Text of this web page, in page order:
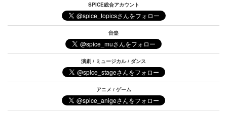
SPICE総合アカウント
音楽
演劇 / ミュージカル / ダンス
アニメ / ゲーム